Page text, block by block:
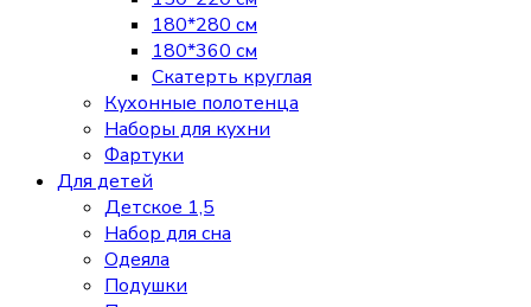
180*280 см
180*360 см
Скатерть круглая
Кухонные полотенца
Наборы для кухни
Фартуки
Для детей
Детское 1,5
Набор для сна
Одеяла
Подушки